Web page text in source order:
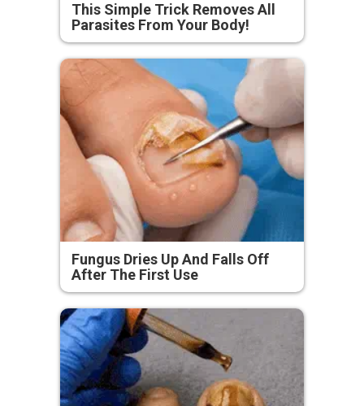
This Simple Trick Removes All
Parasites From Your Body!
Fungus Dries Up And Falls Off
After The First Use